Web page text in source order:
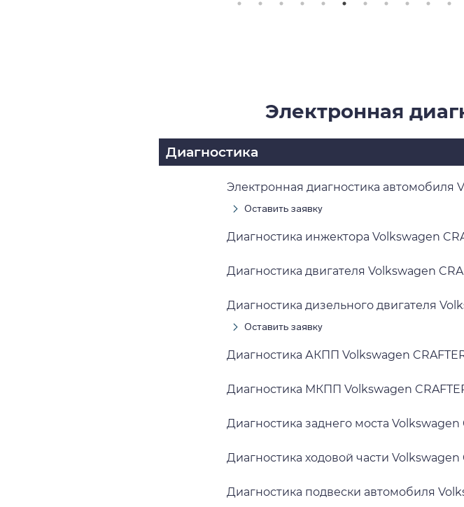
Электронная
Диагностика
Электронная диагностика автомобиля
Оставить заявку
Диагностика инжектора Volkswagen
Диагностика двигателя Volkswagen
Диагностика дизельного двигателя
Оставить заявку
Диагностика АКПП Volkswagen
Диагностика МКПП Volkswagen
Диагностика заднего моста Volkswagen
Диагностика ходовой части Volkswagen
Диагностика подвески автомобиля